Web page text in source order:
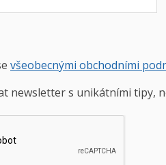
všeobecnými obchodními
newsletter s unikátními tipy,